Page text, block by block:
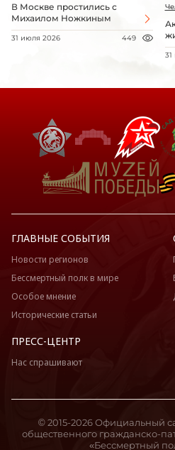
В Москве простились с
Михаилом Ножкиным
31 июля 2026 449
ГЛАВНЫЕ СОБЫТИЯ
Новости регионов
Бессмертный полк в мире
Особое мнение
Исторические статьи
ПРЕСС-ЦЕНТР
Нас спрашивают
© 2015-2026 Официальный
общественного гражданско-
«Бессмертный